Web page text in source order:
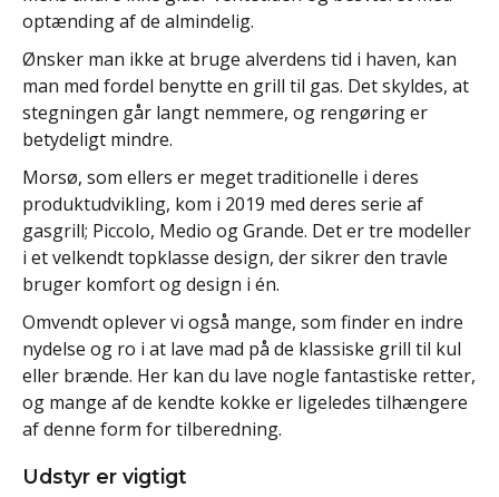
optænding af de almindelig.
Ønsker man ikke at bruge alverdens tid i haven, kan
man med fordel benytte en grill til gas. Det skyldes, at
stegningen går langt nemmere, og rengøring er
betydeligt mindre.
Morsø, som ellers er meget traditionelle i deres
produktudvikling, kom i 2019 med deres serie af
gasgrill; Piccolo, Medio og Grande. Det er tre modeller
i et velkendt topklasse design, der sikrer den travle
bruger komfort og design i én.
Omvendt oplever vi også mange, som finder en indre
nydelse og ro i at lave mad på de klassiske grill til kul
eller brænde. Her kan du lave nogle fantastiske retter,
og mange af de kendte kokke er ligeledes tilhængere
af denne form for tilberedning.
Udstyr er vigtigt